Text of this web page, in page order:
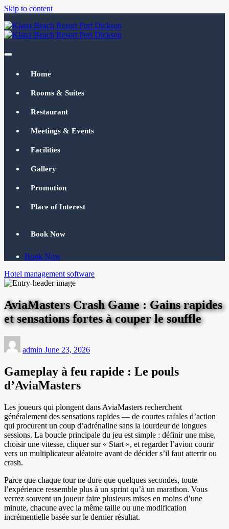
Skip to content
Home
Rooms & Suites
Restaurant
Meetings & Events
Facilities
Gallery
Promotion
Place of Interest
Book Now
Book Now
Hotel management software
AviaMasters Crash Game : Gains rapides
et sensations fortes à couper le souffle
admin June 23, 2026
Gameplay à feu rapide : Le pouls
d’AviaMasters
Les joueurs qui plongent dans AviaMasters recherchent
généralement des sensations rapides — de courtes rafales d’action
qui procurent un coup d’adrénaline sans la lourdeur de longues
sessions. La boucle principale du jeu est simple : définir une mise,
choisir une vitesse, cliquer sur « Start », et regarder l’avion courir
vers un multiplicateur aléatoire avant de décider s’il faut atterrir ou
crash.
Parce que chaque tour ne dure que quelques secondes, toute
l’expérience ressemble plus à un sprint qu’à un marathon. Vous
verrez souvent un joueur faire plusieurs mises en moins d’une
minute, chacune avec la même taille ou une modification
incrémentielle basée sur le dernier résultat.